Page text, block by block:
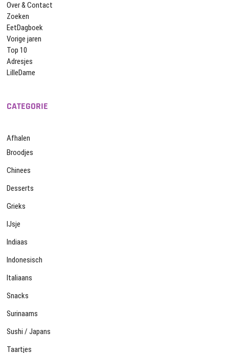
Over & Contact
Zoeken
EetDagboek
Vorige jaren
Top 10
Adresjes
LilleDame
CATEGORIE
Afhalen
Broodjes
Chinees
Desserts
Grieks
IJsje
Indiaas
Indonesisch
Italiaans
Snacks
Surinaams
Sushi / Japans
Taartjes